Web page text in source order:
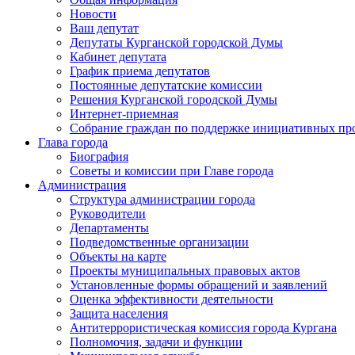
Новости
Ваш депутат
Депутаты Курганской городской Думы
Кабинет депутата
График приема депутатов
Постоянные депутатские комиссии
Решения Курганской городской Думы
Интернет-приемная
Собрание граждан по поддержке инициативных
Глава города
Биография
Советы и комиссии при Главе города
Администрация
Структура администрации города
Руководители
Департаменты
Подведомственные организации
Объекты на карте
Проекты муниципальных правовых актов
Установленные формы обращений и заявлений
Оценка эффективности деятельности
Защита населения
Антитеррористическая комиссия города Кургана
Полномочия, задачи и функции